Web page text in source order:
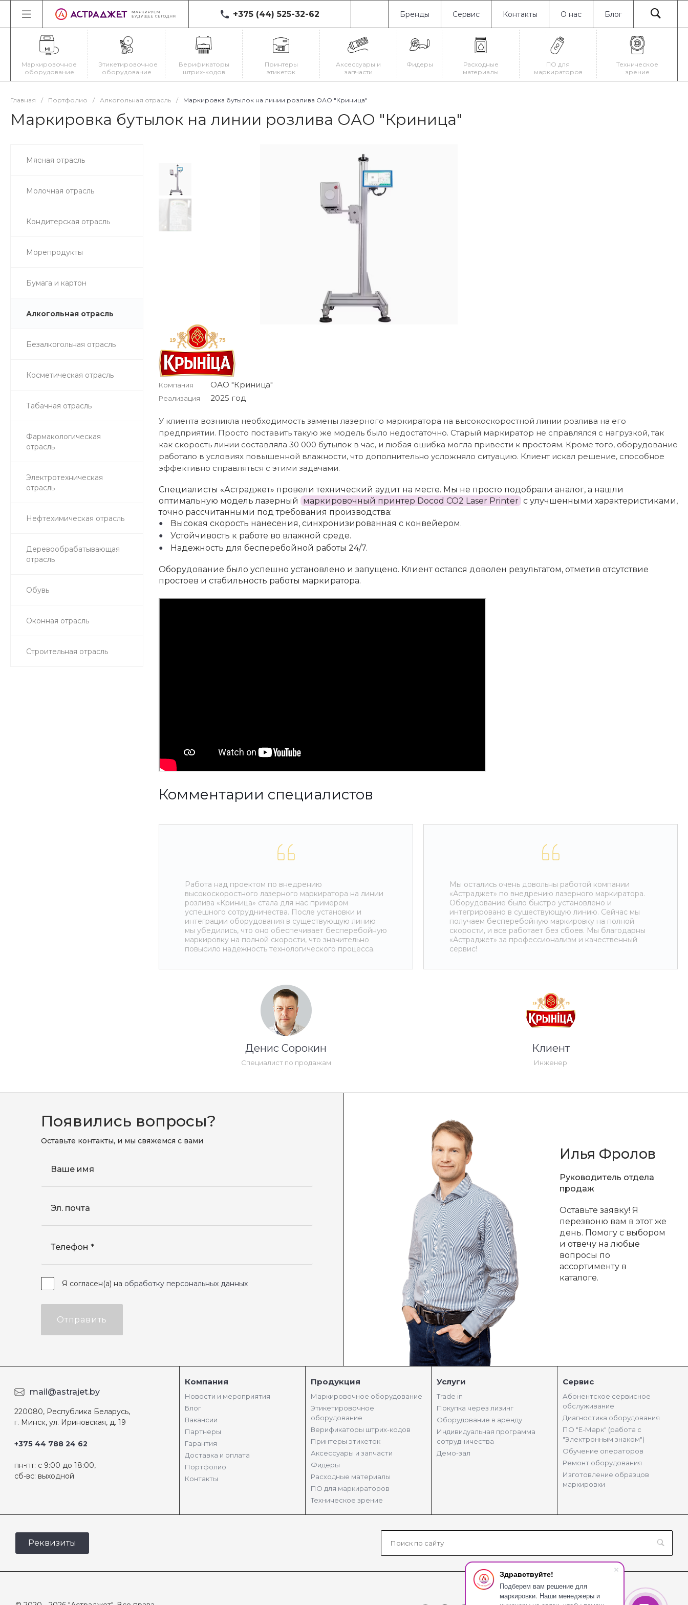
Здравствуйте!
Подберем вам решение для
маркировки. Наши менеджеры и
+375 (44) 525-32-62
+375 (44) 525-32-62
220080, г. Минск, ул.
Ириновская, 19
Пн-Пт: с 9:00 до 18:00
Cб-Вс: Выходной
Бренды Сервис Контакты О нас Блог
Маркировочное
оборудование
Этикетировочное
оборудование
Верификаторы
штрих-кодов
Принтеры
этикеток
Аксессуары и
запчасти
Фидеры
Расходные
материалы
ПО для
маркираторов
Техническое
зрение
Главная / Портфолио / Алкогольная отрасль / Маркировка бутылок на линии розлива ОАО "Криница"
Маркировка бутылок на линии розлива ОАО "Криница"
Мясная отрасль
Молочная отрасль
Кондитерская отрасль
Морепродукты
Бумага и картон
Алкогольная отрасль
Безалкогольная отрасль
Косметическая отрасль
Табачная отрасль
Фармакологическая
отрасль
Электротехническая
отрасль
Нефтехимическая отрасль
Деревообрабатывающая
отрасль
Обувь
Оконная отрасль
Строительная отрасль
Компания ОАО "Криница"
Реализация 2025 год
У клиента возникла необходимость замены лазерного маркиратора на высокоскоростной линии розлива на его
предприятии. Просто поставить такую же модель было недостаточно. Старый маркиратор не справлялся с нагрузкой, так
как скорость линии составляла 30 000 бутылок в час, и любая ошибка могла привести к простоям. Кроме того, оборудование
работало в условиях повышенной влажности, что дополнительно усложняло ситуацию. Клиент искал решение, способное
эффективно справляться с этими задачами.
Специалисты «Астраджет» провели технический аудит на месте. Мы не просто подобрали аналог, а нашли
оптимальную модель лазерный
маркировочный принтер Docod CO2 Laser Printer с улучшенными характеристиками,
точно рассчитанными под требования производства:
Высокая скорость нанесения, синхронизированная с конвейером.
Устойчивость к работе во влажной среде.
Надежность для бесперебойной работы 24/7.
Оборудование было успешно установлено и запущено. Клиент остался доволен результатом, отметив отсутствие
простоев и стабильность работы маркиратора.
Комментарии специалистов
Работа над проектом по внедрению
высокоскоростного лазерного маркиратора на линии
розлива «Криница» стала для нас примером
успешного сотрудничества. После установки и
интеграции оборудования в существующую линию
мы убедились, что оно обеспечивает бесперебойную
маркировку на полной скорости, что значительно
повысило надежность технологического процесса.
Мы остались очень довольны работой компании
«Астраджет» по внедрению лазерного маркиратора.
Оборудование было быстро установлено и
интегрировано в существующую линию. Сейчас мы
получаем бесперебойную маркировку на полной
скорости, и все работает без сбоев. Мы благодарны
«Астраджет» за профессионализм и качественный
сервис!
Денис Сорокин
Специалист по продажам
Клиент
Инженер
Появились вопросы?
Оставьте контакты, и мы свяжемся с вами
Ваше имя
Эл. почта
Телефон
Я согласен(а) на обработку персональных данных
Отправить
Илья Фролов
Руководитель отдела
продаж
Оставьте заявку! Я
перезвоню вам в этот же
день. Помогу с выбором
и отвечу на любые
вопросы по
ассортименту в
каталоге.
mail@astrajet.by
220080, Республика Беларусь,
г. Минск, ул. Ириновская, д. 19
+375 44 788 24 62
пн-пт: с 9:00 до 18:00,
сб-вс: выходной
Компания
Новости и мероприятия
Блог
Вакансии
Партнеры
Гарантия
Доставка и оплата
Портфолио
Контакты
Продукция
Маркировочное оборудование
Этикетировочное
оборудование
Верификаторы штрих-кодов
Принтеры этикеток
Аксессуары и запчасти
Фидеры
Расходные материалы
ПО для маркираторов
Техническое зрение
Услуги
Trade in
Покупка через лизинг
Оборудование в аренду
Индивидуальная программа
сотрудничества
Демо-зал
Сервис
Абонентское сервисное
обслуживание
Диагностика оборудования
ПО "Е-Марк" (работа с
"Электронным знаком")
Обучение операторов
Ремонт оборудования
Изготовление образцов
маркировки
Реквизиты